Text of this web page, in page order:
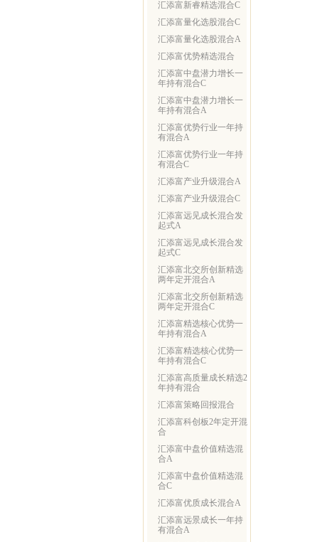
汇添富新睿精选混合C
汇添富量化选股混合C
汇添富量化选股混合A
汇添富优势精选混合
汇添富中盘潜力增长一
年持有混合C
汇添富中盘潜力增长一
年持有混合A
汇添富优势行业一年持
有混合A
汇添富优势行业一年持
有混合C
汇添富产业升级混合A
汇添富产业升级混合C
汇添富远见成长混合发
起式A
汇添富远见成长混合发
起式C
汇添富北交所创新精选
两年定开混合A
汇添富北交所创新精选
两年定开混合C
汇添富精选核心优势一
年持有混合A
汇添富精选核心优势一
年持有混合C
汇添富高质量成长精选2
年持有混合
汇添富策略回报混合
汇添富科创板2年定开混
合
汇添富中盘价值精选混
合A
汇添富中盘价值精选混
合C
汇添富优质成长混合A
汇添富远景成长一年持
有混合A